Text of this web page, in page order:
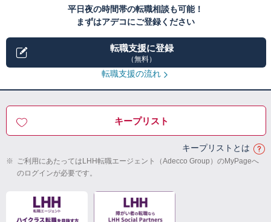
平日夜の時間帯の転職相談も可能！
まずはアデコにご登録ください
転職支援に登録
（無料）
転職支援の流れ
キープリスト
キープリストとは
※ ご利用にあたってはLHH転職エージェント（Adecco Group）のMyPageへ
のログインが必要です。